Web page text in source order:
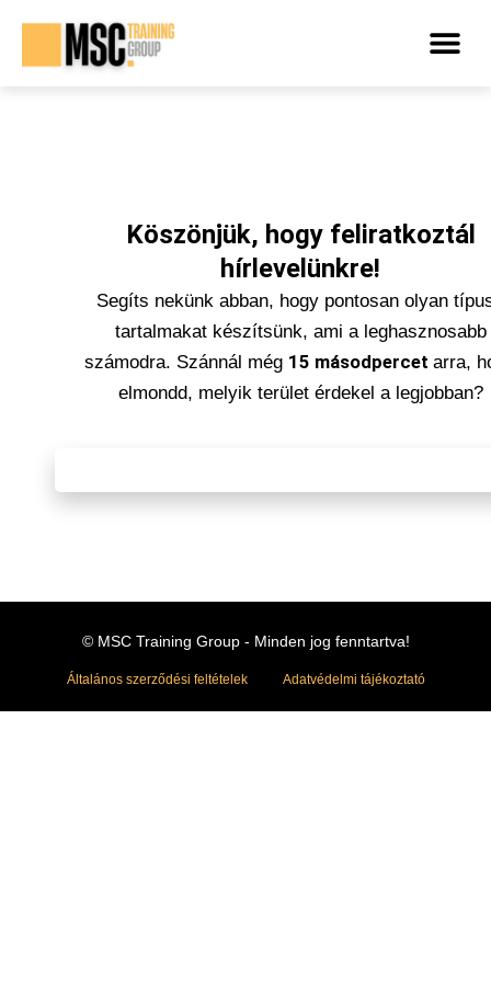
Köszönjük, hogy feliratkoztál
hírlevelünkre!
Segíts nekünk abban, hogy pontosan olyan
tartalmakat készítsünk, ami a leghasznosabb
számodra. Szánnál még 15 másodpercet arra,
elmondd, melyik terület érdekel a legjobban?
© MSC Training Group - Minden jog fenntartva!
Általános szerződési feltételek Adatvédelmi tájékoztató